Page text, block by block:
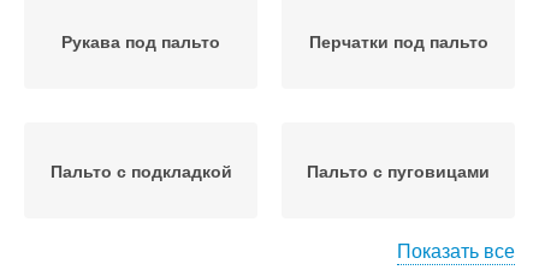
Рукава под пальто Перчатки под пальто
Пальто с подкладкой Пальто с пуговицами
Показать все